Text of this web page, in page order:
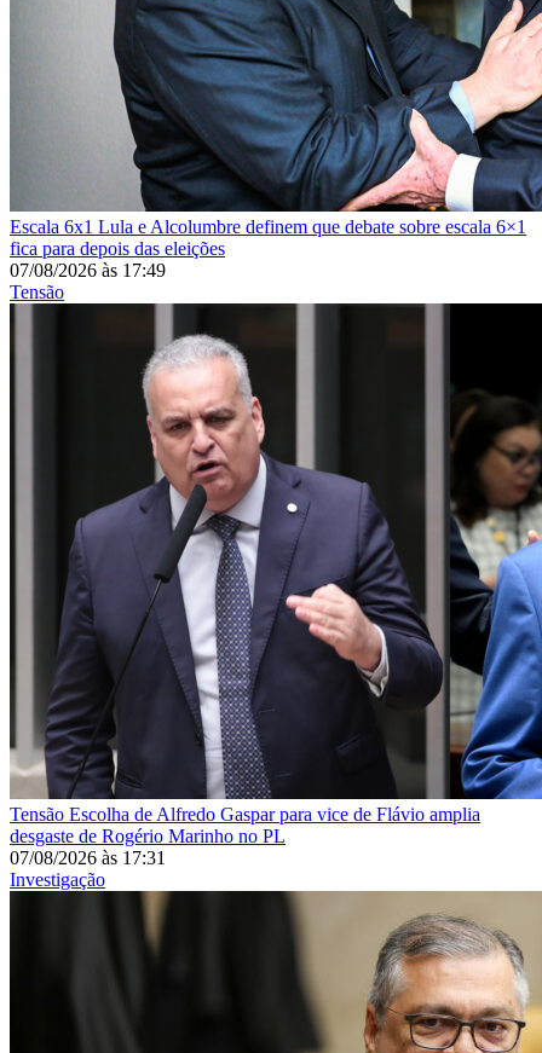
Escala 6x1 Lula e Alcolumbre definem que debate sobre escala 6×1
fica para depois das eleições
07/08/2026 às 17:49
Tensão
Tensão Escolha de Alfredo Gaspar para vice de Flávio amplia
desgaste de Rogério Marinho no PL
07/08/2026 às 17:31
Investigação